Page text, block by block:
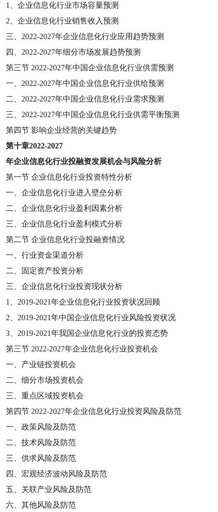
1
、企业信息化行业市场容量预测
2 、企业信息化行业销售收入预测
三、 2022-2027年企业信息化行业应用趋势预测
四、 2022-2027年细分市场发展趋势预测
第三节 2022-2027年中国企业信息化行业供需预测
一、 2022-2027年中国企业信息化行业供给预测
二、 2022-2027年中国企业信息化行业需求预测
三、 2022-2027年中国企业信息化行业供需平衡预测
第四节 影响企业经营的关键趋势
第十章2022-2027
年企业信息化行业投融资发展机会与风险分析
第一节 企业信息化行业投资特性分析
一、企业信息化行业进入壁垒分析
二、企业信息化行业盈利因素分析
三、企业信息化行业盈利模式分析
第二节 企业信息化行业投融资情况
一、行业资金渠道分析
二、固定资产投资分析
三、企业信息化行业投资现状分析
1
2019-2021年企业信息化行业投资状况回顾
2
2019-2021年中国企业信息化行业风险投资状况
3
2019-2021年我国企业信息化行业的投资态势
第三节 2022-2027年企业信息化行业投资机会
一、产业链投资机会
二、细分市场投资机会
三、重点区域投资机会
第四节 2022-2027年企业信息化行业投资风险及防范
一、政策风险及防范
二、技术风险及防范
三、供求风险及防范
四、宏观经济波动风险及防范
五、关联产业风险及防范
六、其他风险及防范